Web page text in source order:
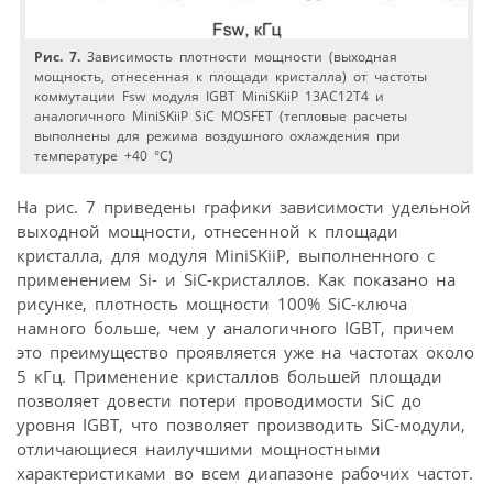
Рис. 7. Зависимость плотности мощности (выходная
мощность, отнесенная к площади кристалла) от частоты
коммутации Fsw модуля IGBT MiniSKiiP 13AC12T4 и
аналогичного MiniSKiiP SiC MOSFET (тепловые расчеты
выполнены для режима воздушного охлаждения при
температуре +40 °С)
На рис. 7 приведены графики зависимости удельной
выходной мощности, отнесенной к площади
кристалла, для модуля MiniSKiiP, выполненного с
применением Si- и SiC-кристаллов. Как показано на
рисунке, плотность мощности 100% SiC-ключа
намного больше, чем у аналогичного IGBT, причем
это преимущество проявляется уже на частотах около
5 кГц. Применение кристаллов большей площади
позволяет довести потери проводимости SiC до
уровня IGBT, что позволяет производить SiC-модули,
отличающиеся наилучшими мощностными
характеристиками во всем диапазоне рабочих частот.